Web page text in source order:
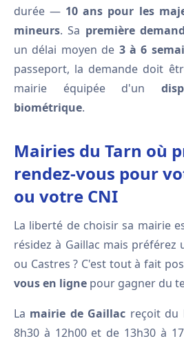
durée — 10 ans pour les
mineurs. Sa première
un délai moyen de 3 à 6
passeport, la demande doit
mairie équipée d'un
biométrique.
Mairies du Tarn où
rendez-vous pour
ou votre CNI
La liberté de choisir sa mairie
résidez à Gaillac mais préférez
ou Castres ? C'est tout à fait
vous en ligne pour gagner du
La mairie de Gaillac reçoit du
8h30 à 12h00 et de 13h30 à